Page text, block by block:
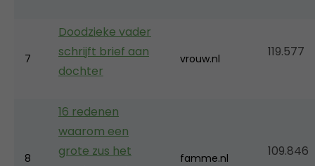
7
Doodzieke vader
schrijft brief aan
dochter
vrouw.nl 119.577
8
16 redenen
waarom een
grote zus het
famme.nl 109.846